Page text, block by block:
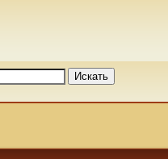
Искать